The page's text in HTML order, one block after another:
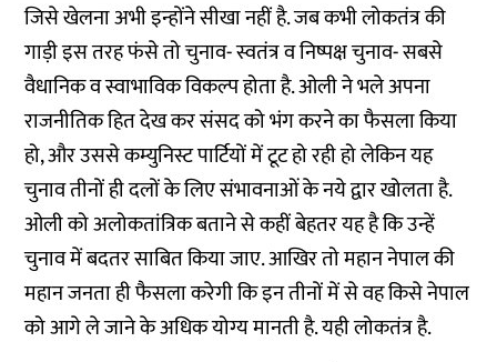
जिसे खेलना अभी इन्होंने सीखा नहीं है. जब कभी लोकतंत्र की
गाड़ी इस तरह फंसे तो चुनाव- स्वतंत्र व निष्पक्ष चुनाव- सबसे
वैधानिक व स्वाभाविक विकल्प होता है. ओली ने भले अपना
राजनीतिक हित देख कर संसद को भंग करने का फैसला किया
हो, और उससे कम्युनिस्ट पार्टियों में टूट हो रही हो लेकिन यह
चुनाव तीनों ही दलों के लिए संभावनाओं के नये द्वार खोलता है.
ओली को अलोकतांत्रिक बताने से कहीं बेहतर यह है कि उन्हें
चुनाव में बदतर साबित किया जाए. आखिर तो महान नेपाल की
महान जनता ही फैसला करेगी कि इन तीनों में से वह किसे नेपाल
को आगे ले जाने के अधिक योग्य मानती है. यही लोकतंत्र है.